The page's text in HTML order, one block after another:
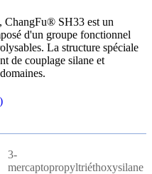
ChangFu® SH33 est un
d'un groupe fonctionnel
La structure spéciale
de couplage silane et
3-
mercaptopropyltriéthoxysilane